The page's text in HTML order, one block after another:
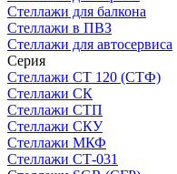
Стеллажи для балкона
Стеллажи в ПВЗ
Стеллажи для автосервиса
Серия
Стеллажи СТ 120 (СТФ)
Стеллажи СК
Стеллажи СТП
Стеллажи СКУ
Стеллажи МКФ
Стеллажи СТ-031